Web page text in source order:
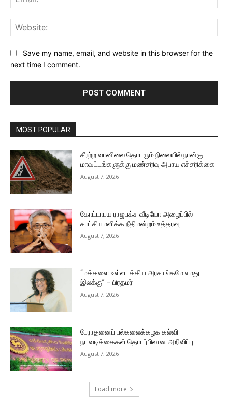
Save my name, email, and website in this browser for the
next time I comment.
MOST POPULAR
சீரற்ற வானிலை தொடரும் நிலையில் நான்கு
மாவட்டங்களுக்கு மண்சரிவு அபாய எச்சரிக்கை
August 7, 2026
கோட்டாபய ராஜபக்ச வீடியோ அழைப்பில்
சாட்சியமளிக்க நீதிமன்றம் உத்தரவு
August 7, 2026
“மக்களை உள்ளடக்கிய அரசாங்கமே எமது
இலக்கு” – பிரதமர்
August 7, 2026
பேராதனைப் பல்கலைக்கழக கல்வி
நடவடிக்கைகள் தொடர்பிலான அறிவிப்பு
August 7, 2026
Load more